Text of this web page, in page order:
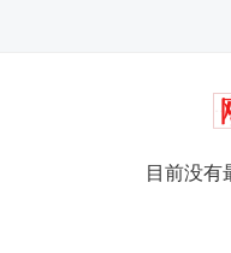
目前没有